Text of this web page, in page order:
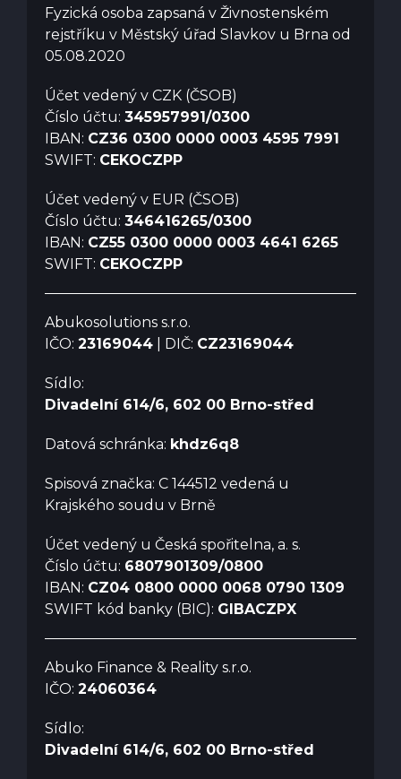
Fyzická osoba zapsaná v Živnostenském
rejstříku v Městský úřad Slavkov u Brna od
05.08.2020
Účet vedený v CZK (ČSOB)
Číslo účtu: 345957991/0300
IBAN: CZ36 0300 0000 0003 4595 7991
SWIFT: CEKOCZPP
Účet vedený v EUR (ČSOB)
Číslo účtu: 346416265/0300
IBAN: CZ55 0300 0000 0003 4641 6265
SWIFT: CEKOCZPP
Abukosolutions s.r.o.
IČO: 23169044 | DIČ: CZ23169044
Sídlo:
Divadelní 614/6, 602 00 Brno-střed
Datová schránka: khdz6q8
Spisová značka: C 144512 vedená u
Krajského soudu v Brně
Účet vedený u Česká spořitelna, a. s.
Číslo účtu: 6807901309/0800
IBAN: CZ04 0800 0000 0068 0790 1309
SWIFT kód banky (BIC): GIBACZPX
Abuko Finance & Reality s.r.o.
IČO: 24060364
Sídlo:
Divadelní 614/6, 602 00 Brno-střed